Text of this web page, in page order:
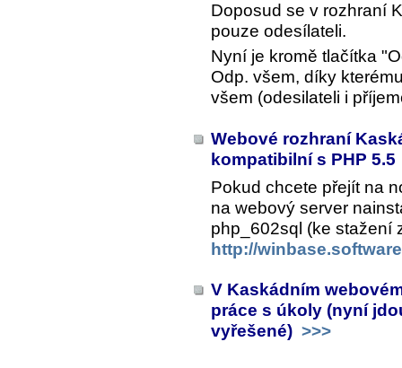
Doposud se v rozhraní
pouze odesílateli.
Nyní je kromě tlačítka
Odp. všem, díky
všem (odesilateli i
Webové rozhraní
kompatibilní s PHP 5.5
Pokud chcete přejít na
na webový server
php_602sql (ke stažení
http://
V Kaskádním
práce s úkoly (nyní
vyřešené) >>>